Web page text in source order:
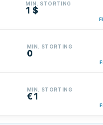
MIN. STORTING
1 $
MIN. STORTING
0
MIN. STORTING
€ 1